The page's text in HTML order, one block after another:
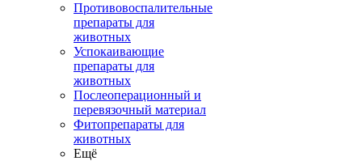
Противовоспалительные
препараты для
животных
Успокаивающие
препараты для
животных
Послеоперационный и
перевязочный материал
Фитопрепараты для
животных
Ещё